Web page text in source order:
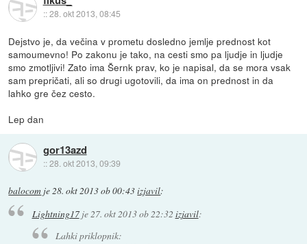
::28. okt 2013, 08:45
Dejstvo je, da večina v prometu dosledno jemlje prednost kot
samoumevno! Po zakonu je tako, na cesti smo pa ljudje in ljudje
smo zmotljivi! Zato ima Šernk prav, ko je napisal, da se mora vsak
sam prepričati, ali so drugi ugotovili, da ima on prednost in da
lahko gre čez cesto.
Lep dan
gor13azd
::28. okt 2013, 09:39
balocom je28. okt 2013 ob 00:43izjavil:
Lightning17je 27. okt 2013 ob 22:32 izjavil:
Lahki priklopnik: